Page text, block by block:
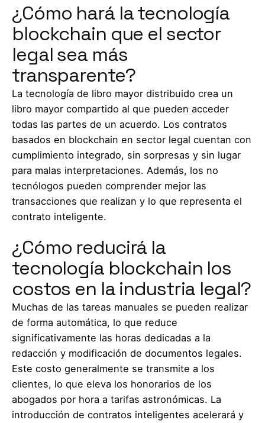
¿Cómo hará la tecnología
blockchain que el sector
legal sea más
transparente?
La tecnología de libro mayor distribuido crea un
libro mayor compartido al que pueden acceder
todas las partes de un acuerdo. Los contratos
basados ​​en blockchain en sector legal cuentan con
cumplimiento integrado, sin sorpresas y sin lugar
para malas interpretaciones. Además, los no
tecnólogos pueden comprender mejor las
transacciones que realizan y lo que representa el
contrato inteligente.
¿Cómo reducirá la
tecnología blockchain los
costos en la industria legal?
Muchas de las tareas manuales se pueden realizar
de forma automática, lo que reduce
significativamente las horas dedicadas a la
redacción y modificación de documentos legales.
Este costo generalmente se transmite a los
clientes, lo que eleva los honorarios de los
abogados por hora a tarifas astronómicas. La
introducción de contratos inteligentes acelerará y